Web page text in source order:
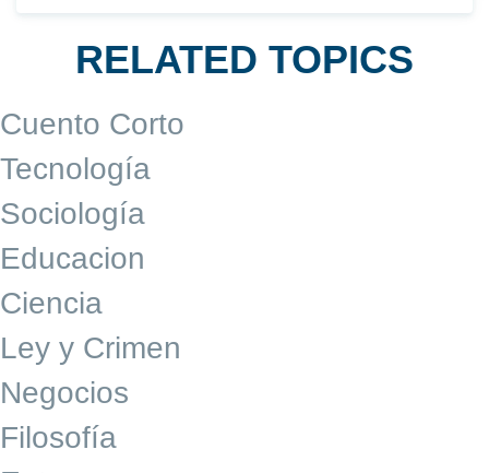
RELATED TOPICS
Cuento Corto
Tecnología
Sociología
Educacion
Ciencia
Ley y Crimen
Negocios
Filosofía